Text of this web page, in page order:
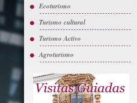
Ecoturismo
Turismo cultural
Turismo Activo
Agroturismo